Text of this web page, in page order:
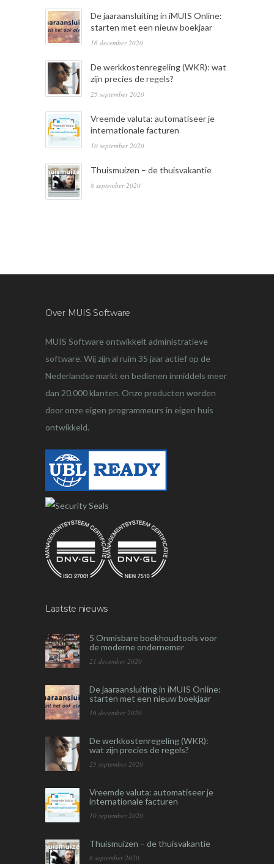
De jaaraansluiting in iMUIS Online:
starten met een nieuw boekjaar
16 december 2020
De werkkostenregeling (WKR): wat
zijn precies de regels?
25 september 2020
Vreemde valuta: automatiseer je
internationale facturen
10 september 2020
Thuismuizen – de thuisvakantie
8 september 2020
Over MUIS Software
MUIS Software ontwikkelt administratieve
software. Wij zijn al ruim 35 jaar actief op de
Nederlandse markt en bedienen inmiddels meer
dan 20.000 klanten. Onze producten worden
door onze eigen programmeurs in eigen huis
ontwikkeld.
Laatste nieuws
5 Onmisbare boekhoudtools voor
de moderne ondernemer
21 december 2020
De jaaraansluiting in iMUIS Online:
starten met een nieuw boekjaar
16 december 2020
De werkkostenregeling (WKR):
wat zijn precies de regels?
25 september 2020
Vreemde valuta: automatiseer je
internationale facturen
10 september 2020
Thuismuizen – de thuisvakantie
8 september 2020